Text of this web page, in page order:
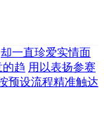
却一直珍爱实情面
的趋 用以表扬参赛
预设流程精准触达